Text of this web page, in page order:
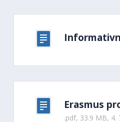
Erasmus
.pdf, 33.9 MB, 4.